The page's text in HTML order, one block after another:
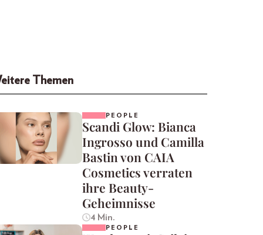
Themen
PEOPLE
Scandi Glow: Bianca
Ingrosso und Camilla
Bastin von CAIA
Cosmetics verraten
ihre Beauty-
Geheimnisse
4 Min.
PEOPLE